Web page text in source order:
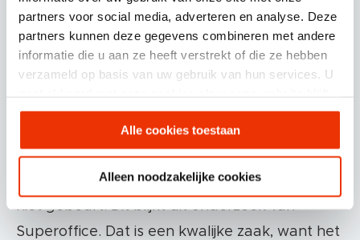
partners voor social media, adverteren en analyse. Deze
partners kunnen deze gegevens combineren met andere
informatie die u aan ze heeft verstrekt of die ze hebben
verzameld op basis van uw gebruik van hun services. U
gebruiken.
Alle cookies toestaan
Alleen noodzakelijke cookies
Onbeantwoorde chatverzoeken
Je hebt een live chatfunctie op je website
geïnstalleerd. Gefeliciteerd! Laat het
werkt dat niet met de handen in de zakken.
Chatverzoeken moeten wel beantwoord
worden, wat echter bij 21% van de verzoeken
niet gebeurt. Dit blijkt uit onderzoek van
Superoffice. Dat is een kwalijke zaak, want het